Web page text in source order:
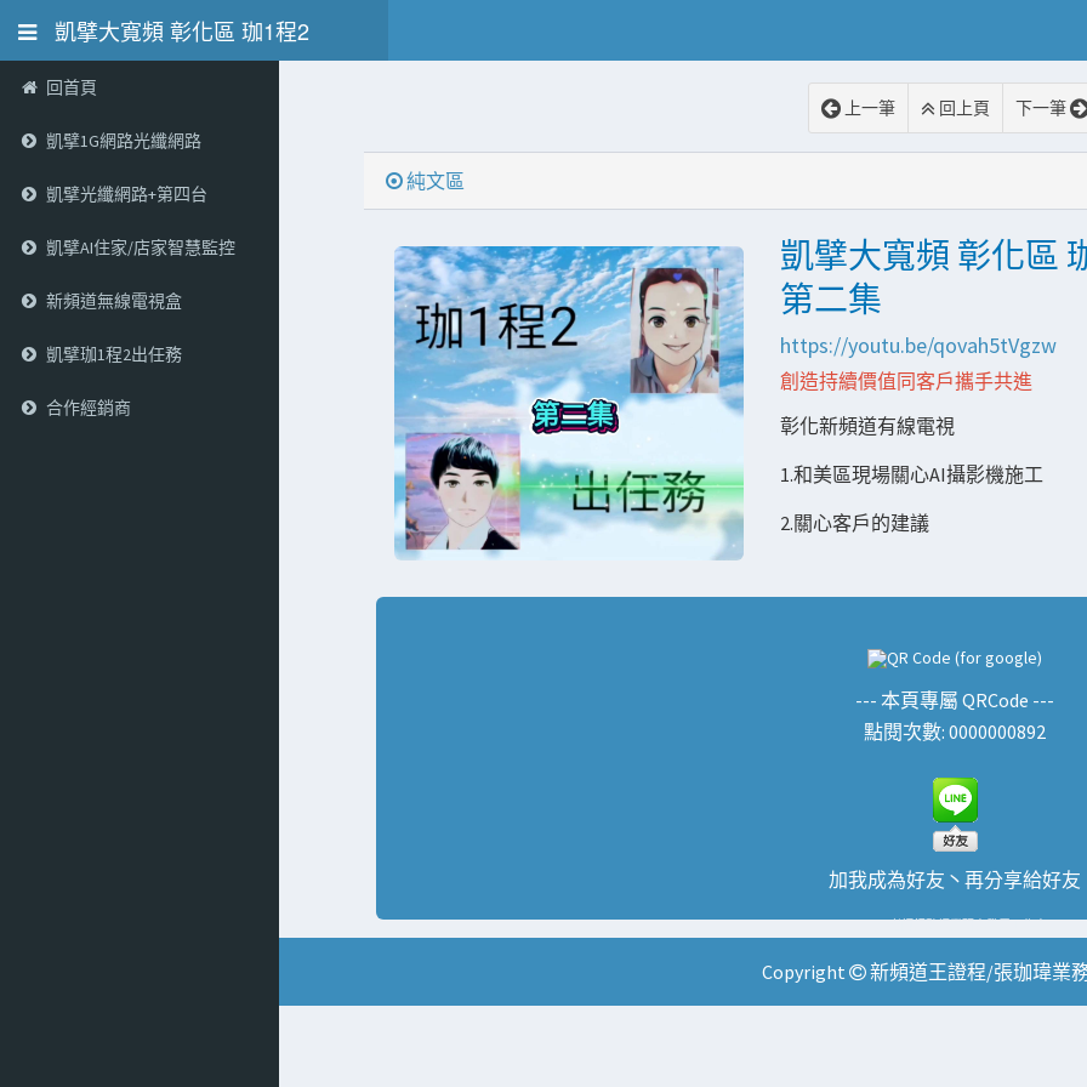
凱擘大寬頻 彰化區 珈1程2
0973730088 (出任務) 第二集
回首頁
凱擘1G網路光纖網路
凱擘光纖網路+第四台
凱擘AI住家/店家智慧監控
新頻道無線電視盒
凱擘珈1程2出任務
合作經銷商
上一筆 回上頁 下一筆
純文區
凱擘大寬頻 彰化區
第二集
https://youtu.be/qovah5tVgzw
創造持續價值同客戶攜手共進
彰化新頻道有線電視
1.和美區現場關心AI攝影機施工
2.關心客戶的建議
--- 本頁專屬 QRCode ---
點閱次數: 0000000892
加我成為好友丶再分享給好友
Tiger老師行動網業研究發展工作室
Copyright 新頻道王證程/張珈瑋業